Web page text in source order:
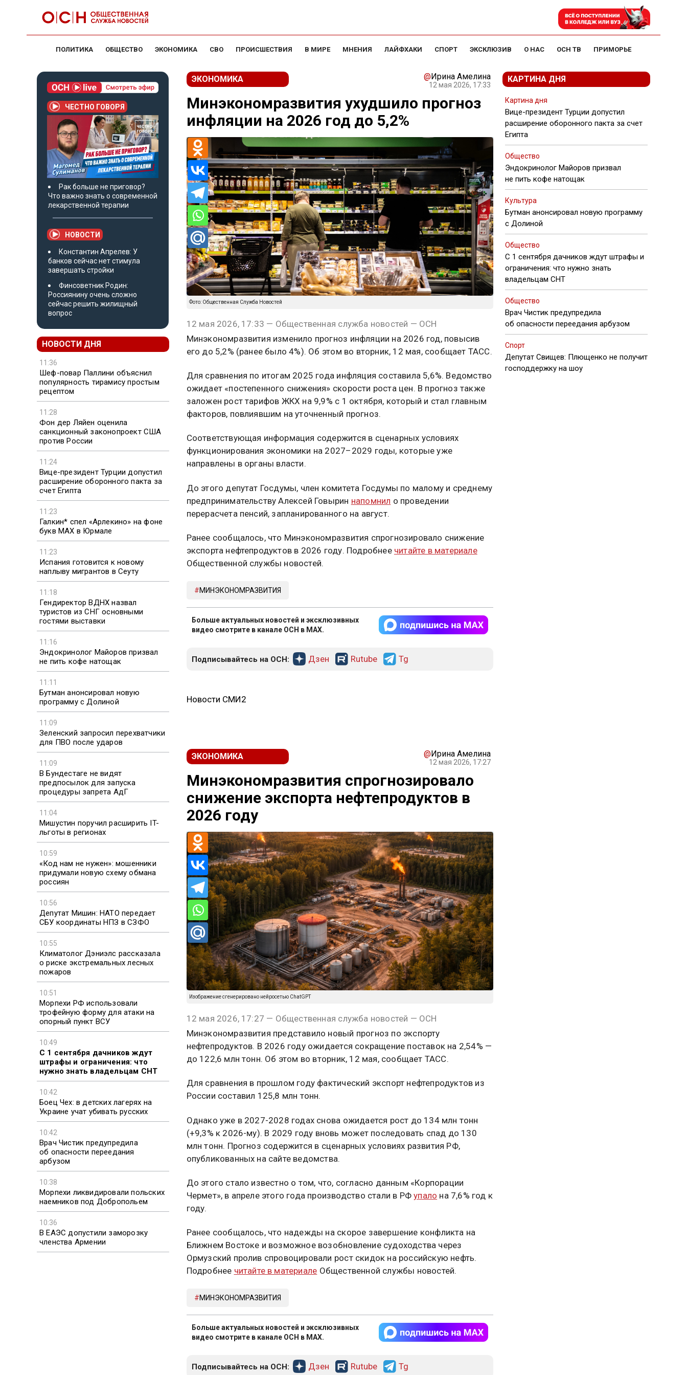
ПОЛИТИКА ОБЩЕСТВО ЭКОНОМИКА СВО ПРОИСШЕСТВИЯ В МИРЕ МНЕНИЯ ЛАЙФХАКИ СПОРТ ЭКСКЛЮЗИВ О НАС ОСН ТВ ПРИМОРЬЕ
ЧЕСТНО ГОВОРЯ
Рак больше не приговор?
Что важно знать о современной
лекарственной терапии
НОВОСТИ
Константин Апрелев: У
банков сейчас нет стимула
завершать стройки
Финсоветник Родин:
Россиянину очень сложно
сейчас решить жилищный
вопрос
НОВОСТИ ДНЯ
11:36
Шеф-повар Паллини объяснил
популярность тирамису простым
рецептом
11:28
Фон дер Ляйен оценила
санкционный законопроект США
против России
11:24
Вице-президент Турции допустил
расширение оборонного пакта за
счет Египта
11:23
Галкин* спел «Арлекино» на фоне
букв MAX в Юрмале
11:23
Испания готовится к новому
наплыву мигрантов в Сеуту
11:18
Гендиректор ВДНХ назвал
туристов из СНГ основными
гостями выставки
11:16
Эндокринолог Майоров призвал
не пить кофе натощак
11:11
Бутман анонсировал новую
программу с Долиной
11:09
Зеленский запросил перехватчики
для ПВО после ударов
11:09
В Бундестаге не видят
предпосылок для запуска
процедуры запрета АдГ
11:04
Мишустин поручил расширить IT-
льготы в регионах
10:59
«Код нам не нужен»: мошенники
придумали новую схему обмана
россиян
10:56
Депутат Мишин: НАТО передает
СБУ координаты НПЗ в СЗФО
10:55
Климатолог Дэниэлс рассказала
о риске экстремальных лесных
пожаров
10:51
Морпехи РФ использовали
трофейную форму для атаки на
опорный пункт ВСУ
10:49
С 1 сентября дачников ждут
штрафы и ограничения: что
нужно знать владельцам СНТ
10:42
Боец Чех: в детских лагерях на
Украине учат убивать русских
10:42
Врач Чистик предупредила
об опасности переедания
арбузом
10:38
Морпехи ликвидировали польских
наемников под Добропольем
10:36
В ЕАЭС допустили заморозку
членства Армении
ЭКОНОМИКА @Ирина Амелина
12 мая 2026, 17:33
Минэкономразвития ухудшило прогноз
инфляции на 2026 год до 5,2%
Фото: Общественная Служба Новостей
12 мая 2026, 17:33 — Общественная служба новостей — ОСН
Минэкономразвития изменило прогноз инфляции на 2026 год, повысив
его до 5,2% (ранее было 4%). Об этом во вторник, 12 мая, сообщает ТАСС.
Для сравнения по итогам 2025 года инфляция составила 5,6%. Ведомство
ожидает «постепенного снижения» скорости роста цен. В прогноз также
заложен рост тарифов ЖКХ на 9,9% с 1 октября, который и стал главным
факторов, повлиявшим на уточненный прогноз.
Соответствующая информация содержится в сценарных условиях
функционирования экономики на 2027–2029 годы, которые уже
направлены в органы власти.
До этого депутат Госдумы, член комитета Госдумы по малому и среднему
предпринимательству Алексей Говырин напомнил о проведении
перерасчета пенсий, запланированного на август.
Ранее сообщалось, что Минэкономразвития спрогнозировало снижение
экспорта нефтепродуктов в 2026 году. Подробнее читайте в материале
Общественной службы новостей.
МИНЭКОНОМРАЗВИТИЯ
Больше актуальных новостей и эксклюзивных
видео смотрите в канале ОСН в MAX.
Подписывайтесь на ОСН: Дзен Rutube Tg
Новости СМИ2
ЭКОНОМИКА @Ирина Амелина
12 мая 2026, 17:27
Минэкономразвития спрогнозировало
снижение экспорта нефтепродуктов в
2026 году
Изображение сгенерировано нейросетью ChatGPT
12 мая 2026, 17:27 — Общественная служба новостей — ОСН
Минэкономразвития представило новый прогноз по экспорту
нефтепродуктов. В 2026 году ожидается сокращение поставок на 2,54% —
до 122,6 млн тонн. Об этом во вторник, 12 мая, сообщает ТАСС.
Для сравнения в прошлом году фактический экспорт нефтепродуктов из
России составил 125,8 млн тонн.
Однако уже в 2027-2028 годах снова ожидается рост до 134 млн тонн
(+9,3% к 2026-му). В 2029 году вновь может последовать спад до 130
млн тонн. Прогноз содержится в сценарных условиях развития РФ,
опубликованных на сайте ведомства.
До этого стало известно о том, что, согласно данным «Корпорации
Чермет», в апреле этого года производство стали в РФупало на 7,6% год к
году.
Ранее сообщалось, что надежды на скорое завершение конфликта на
Ближнем Востоке и возможное возобновление судоходства через
Ормузский пролив спровоцировали рост скидок на российскую нефть.
Подробнее читайте в материале Общественной службы новостей.
МИНЭКОНОМРАЗВИТИЯ
Больше актуальных новостей и эксклюзивных
видео смотрите в канале ОСН в MAX.
Подписывайтесь на ОСН: Дзен Rutube Tg
КАРТИНА ДНЯ
Картина дня
Вице-президент Турции допустил
расширение оборонного пакта за счет
Египта
Общество
Эндокринолог Майоров призвал
не пить кофе натощак
Культура
Бутман анонсировал новую программу
с Долиной
Общество
С 1 сентября дачников ждут штрафы и
ограничения: что нужно знать
владельцам СНТ
Общество
Врач Чистик предупредила
об опасности переедания арбузом
Спорт
Депутат Свищев: Плющенко не получит
господдержку на шоу